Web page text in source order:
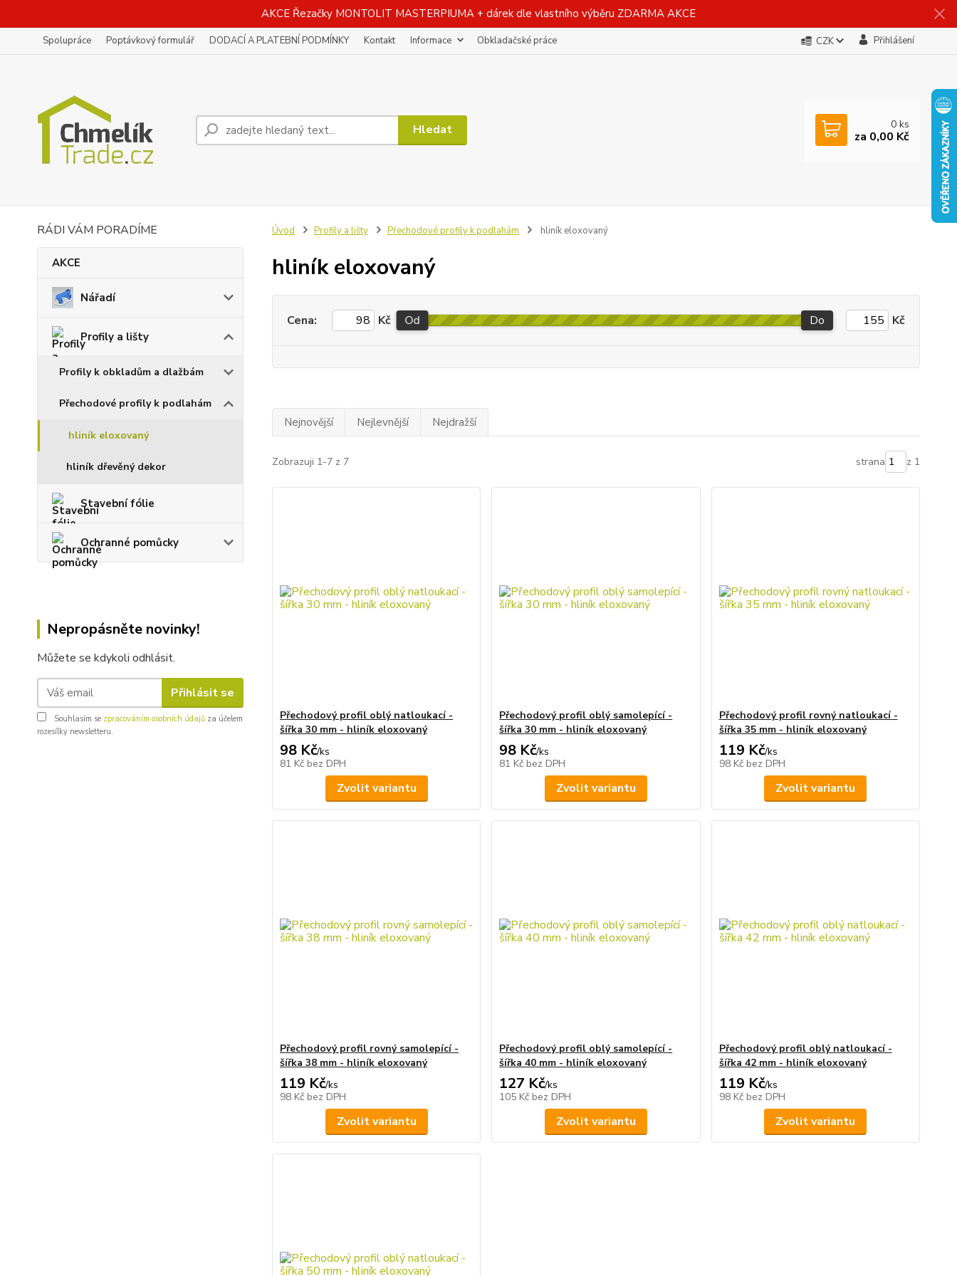
AKCE Řezačky MONTOLIT MASTERPIUMA + dárek dle vlastního výběru ZDARMA AKCE
Spolupráce Poptávkový formulář DODACÍ A PLATEBNÍ PODMÍNKY Kontakt Informace Obkladačské práce CZK Přihlášení
Hledat 0 ks
za 0,00 Kč
RÁDI VÁM PORADÍME
AKCE
Nářadí
Profily a lišty
Profily k obkladům a dlažbám
Přechodové profily k podlahám
hliník eloxovaný
hliník dřevěný dekor
Stavební fólie
Ochranné pomůcky
Nepropásněte novinky!
Můžete se kdykoli odhlásit.
Přihlásit se
Souhlasím se zpracováním osobních údajů za účelem
rozesílky newsletteru.
Úvod Profily a lišty Přechodové profily k podlahám hliník eloxovaný
hliník eloxovaný
Cena: Kč Od Do Kč
Nejnovější Nejlevnější Nejdražší
Zobrazuji 1-7 z 7 strana z 1
Přechodový profil oblý natloukací -
šířka 30 mm - hliník eloxovaný
98 Kč/ks
81 Kč bez DPH
Zvolit variantu
Přechodový profil oblý samolepící -
šířka 30 mm - hliník eloxovaný
98 Kč/ks
81 Kč bez DPH
Zvolit variantu
Přechodový profil rovný natloukací -
šířka 35 mm - hliník eloxovaný
119 Kč/ks
98 Kč bez DPH
Zvolit variantu
Přechodový profil rovný samolepící -
šířka 38 mm - hliník eloxovaný
119 Kč/ks
98 Kč bez DPH
Zvolit variantu
Přechodový profil oblý samolepící -
šířka 40 mm - hliník eloxovaný
127 Kč/ks
105 Kč bez DPH
Zvolit variantu
Přechodový profil oblý natloukací -
šířka 42 mm - hliník eloxovaný
119 Kč/ks
98 Kč bez DPH
Zvolit variantu